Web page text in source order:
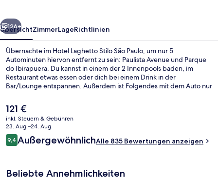
Weiter
126+
ÜbersichtZimmerLageRichtlinien
Übernachte im Hotel Laghetto Stilo São Paulo, um nur 5
Autominuten hiervon entfernt zu sein: Paulista Avenue und Parque
do Ibirapuera. Du kannst in einem der 2 Innenpools baden, im
Restaurant etwas essen oder dich bei einem Drink in der
Bar/Lounge entspannen. Außerdem ist Folgendes mit dem Auto nur
Augusta. Andere Reisende lieben das hilfsbereite Personal und die
Lage. Die Unterkunft ist nur einen kurzen Fußmarsch von den
öffentlichen Verkehrsmitteln entfernt: Zur U-Bahn läuft man 9
Minuten (Station Paraíso) bzw. 14 Minuten (Station Brigadeiro).
Der
aktuelle
Preis
beträgt
121 €.
121 €
inkl. Steuern & Gebühren
23. Aug.–24. Aug.
Bewertungen
9,49,4 von 10.
AußergewöhnlichAlle 835 Bewertungen anzeigen
Beliebte Annehmlichkeiten